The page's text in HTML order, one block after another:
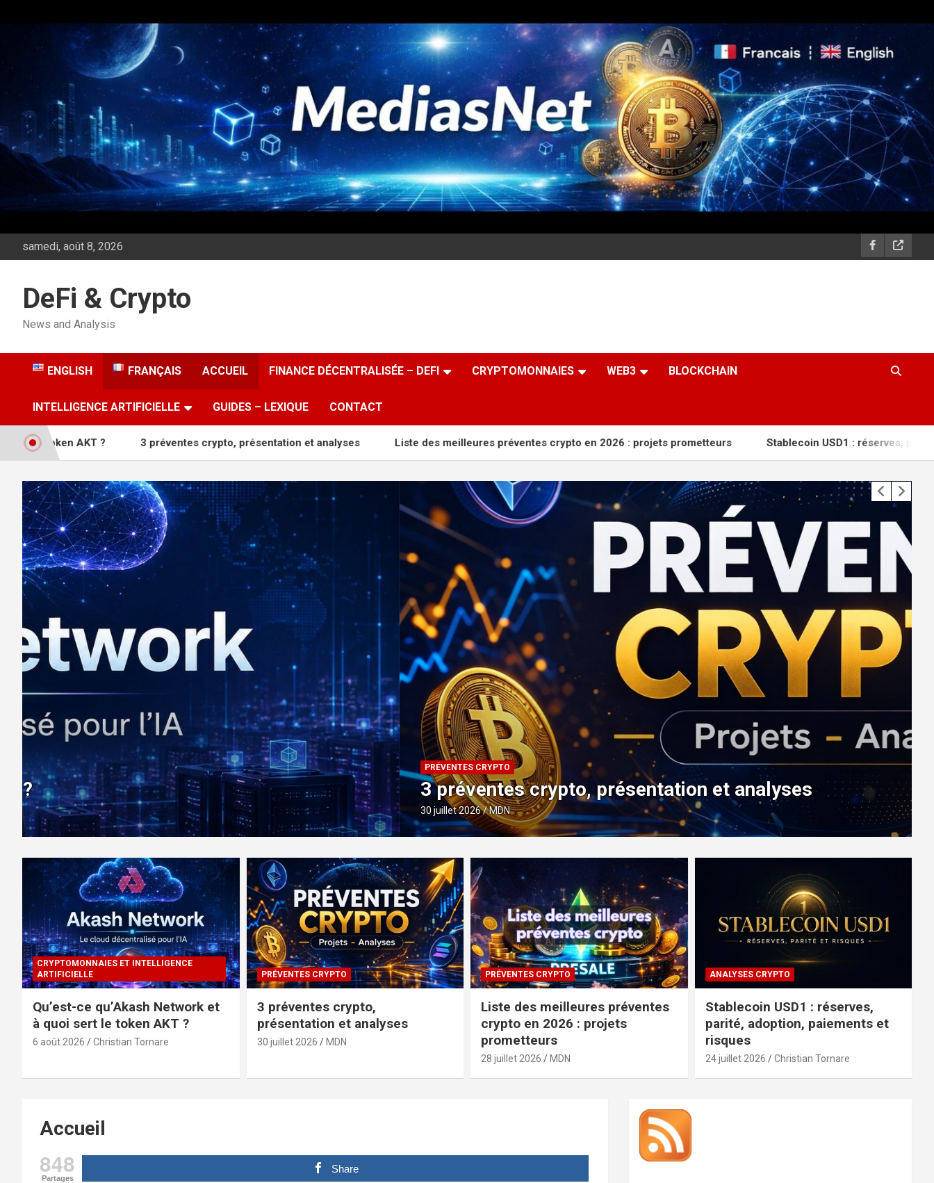
samedi, août 8, 2026
DeFi & Crypto
News and Analysis
ENGLISH FRANÇAIS ACCUEIL FINANCE DÉCENTRALISÉE – DEFI CRYPTOMONNAIES WEB3 BLOCKCHAIN
INTELLIGENCE ARTIFICIELLE GUIDES – LEXIQUE CONTACT
3 préventes crypto, présentation et analyses Liste des meilleures préventes crypto en 2026 : projets prometteurs Stablecoin USD1 : réserves, parité, adoption,
PRÉVENTES CRYPTO
3 préventes crypto, présentation et analyses
30 juillet 2026 MDN
CRYPTOMONNAIES ET INTELLIGENCE
ARTIFICIELLE
Qu’est-ce qu’Akash Network et
à quoi sert le token AKT ?
6 août 2026 Christian Tornare
PRÉVENTES CRYPTO
3 préventes crypto,
présentation et analyses
30 juillet 2026 MDN
PRÉVENTES CRYPTO
Liste des meilleures préventes
crypto en 2026 : projets
prometteurs
28 juillet 2026 MDN
ANALYSES CRYPTO
Stablecoin USD1 : réserves,
parité, adoption, paiements et
risques
24 juillet 2026 Christian Tornare
Accueil
848
Partages
Share